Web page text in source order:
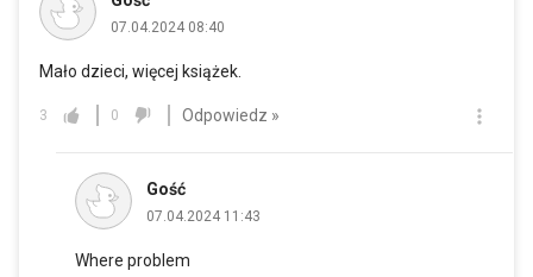
07.04.2024 08:40
Mało dzieci, więcej książek.
3 0 Odpowiedz »
Gość
07.04.2024 11:43
Where problem